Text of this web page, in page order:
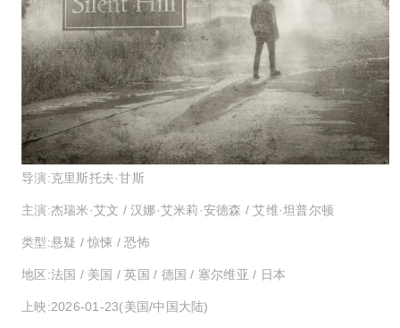
导演:克里斯托夫·甘斯
主演:杰瑞米·艾文 / 汉娜·艾米莉·安德森 / 艾维·坦普尔顿
类型:悬疑 / 惊悚 / 恐怖
地区:法国 / 美国 / 英国 / 德国 / 塞尔维亚 / 日本
上映:2026-01-23(美国/中国大陆)